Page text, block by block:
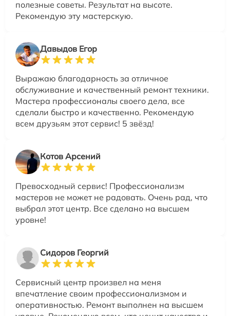
полезные советы. Результат на высоте.
Рекомендую эту мастерскую.
Давыдов Егор
Выражаю благодарность за отличное
обслуживание и качественный ремонт техники.
Мастера профессионалы своего дела, все
сделали быстро и качественно. Рекомендую
всем друзьям этот сервис! 5 звёзд!
Котов Арсений
Превосходный сервис! Профессионализм
мастеров не может не радовать. Очень рад, что
выбрал этот центр. Все сделано на высшем
уровне!
Сидоров Георгий
Сервисный центр произвел на меня
впечатление своим профессионализмом и
оперативностью. Ремонт выполнен на высшем